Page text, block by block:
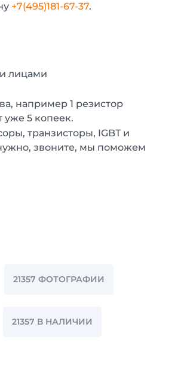
+7(495)181-67-37.
лицами
например 1 резистор
уже 5 копеек.
транзисторы, IGBT и
звоните, мы поможем
21357 ФОТОГРАФИИ
21357 В НАЛИЧИИ